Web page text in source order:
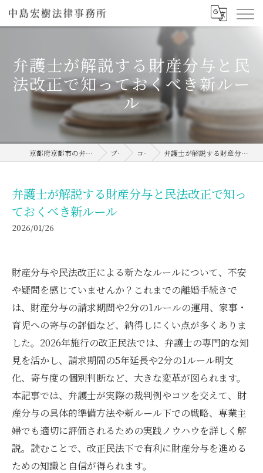
弁護士が解説する財産分与と民
法改正で知っておくべき新ルー
ル
京都府京都市の弁護士なら中島宏樹法律事務所 ブログ コラム 弁護士が解説する財産分与と民法改正で知っておくべき新ルール
弁護士が解説する財産分与と民法改正で知っ
ておくべき新ルール
2026/01/26
財産分与や民法改正による新たなルールについて、不安
や疑問を感じていませんか？これまでの離婚手続きで
は、財産分与の請求期間や2分の1ルールの運用、家事・
育児への寄与の評価など、納得しにくい点が多くありま
した。2026年施行の改正民法では、弁護士の専門的な知
見を活かし、請求期間の5年延長や2分の1ルール明文
化、寄与度の個別判断など、大きな変革が図られます。
本記事では、弁護士が実際の裁判例やコツを交えて、財
産分与の具体的準備方法や新ルール下での戦略、専業主
婦でも適切に評価されるための実践ノウハウを詳しく解
説。読むことで、改正民法下で有利に財産分与を進める
ための知識と自信が得られます。